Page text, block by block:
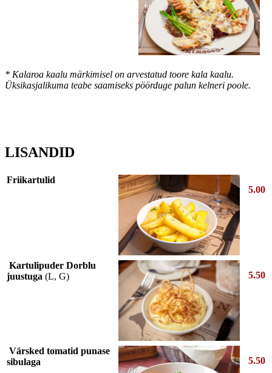
* Kalaroa kaalu märkimisel on arvestatud toore kala kaalu.
Üksikasjalikuma teabe saamiseks pöörduge palun kelneri poole.
LISANDID
Friikartulid
5.00
Kartulipuder Dorblu
juustuga (L, G) 5.50
Värsked tomatid punase
sibulaga
5.50